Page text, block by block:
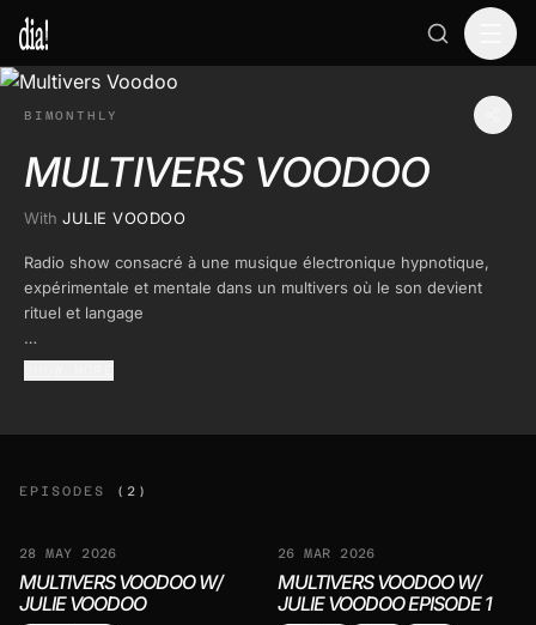
BIMONTHLY
MULTIVERS VOODOO
With JULIE VOODOO
Radio show consacré à une musique électronique hypnotique,
expérimentale et mentale dans un multivers où le son devient
rituel et langage
Boucles répétitives. Pulsations profondes. Textures immersives.
parallèles qui invitent à la perte de repères temporels,
un espace mental, favorisant la concentration, le lâcher-prise et
l’exploration sensorielle ....
EPISODES (2)
28 MAY 2026
MULTIVERS VOODOO W/
JULIE VOODOO
26 MAR 2026
MULTIVERS VOODOO W/
JULIE VOODOO EPISODE 1